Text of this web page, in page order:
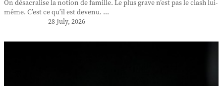
On désacralise la notion de famille. Le plus grave n’est pas le clash lui-
même. C’est ce qu’il est devenu. ...
28 July, 2026